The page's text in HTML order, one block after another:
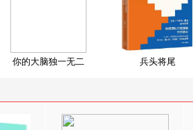
你的大脑独一无二 兵头将尾